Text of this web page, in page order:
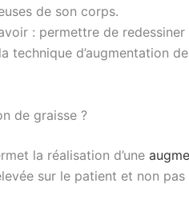
de son corps.
: permettre de
d’augmentation
de graisse ?
la réalisation d’une
sur le patient et non